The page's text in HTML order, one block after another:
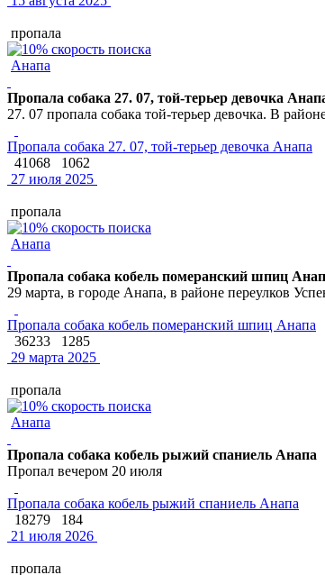
пропала
Анапа
Пропала собака 27. 07, той-терьер девочка
27. 07 пропала собака той-терьер девочка. В
Пропала собака 27. 07, той-терьер девочка Анапа
41068
1062
27 июля 2025
пропала
Анапа
Пропала собака кобель померанский шпиц
29 марта, в городе Анапа, в районе переулков
Пропала собака кобель померанский шпиц Анапа
36233
1285
29 марта 2025
пропала
Анапа
Пропала собака кобель рыжий спаниель Анапа
Пропал вечером 20 июля
Пропала собака кобель рыжий спаниель Анапа
18279
184
21 июля 2026
пропала